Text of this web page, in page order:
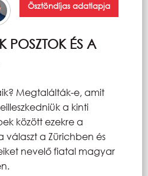
Ösztöndíjas adatlapja
POSZTOK ÉS A
Megtalálták-e, amit
a kinti
között ezekre a
választ a Zürichben és
nevelő fiatal magyar